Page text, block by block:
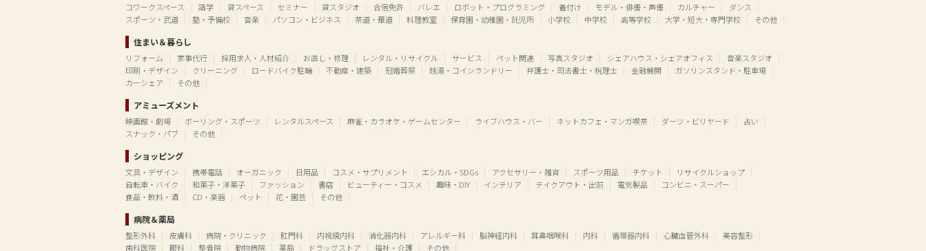
コワークスペース 語学 貸スペース セミナー 貸スタジオ 合宿免許 バレエ ロボット・プログラミング 着付け モデル・俳優・声優 カルチャー
ダンス
スポーツ・武道
塾・予備校 音楽 パソコン・ビジネス 茶道・華道 料理教室 保育園・幼稚園・託児所 小学校 中学校 高等学校 大学・短大・専門学校 その他
住まい＆暮らし
リフォーム 家事代行 採用求人・人材紹介 お直し・修理 レンタル・リサイクル サービス ペット関連 写真スタジオ シェアハウス・シェアオフィス
音楽スタジオ
印刷・デザイン
クリーニング ロードバイク駐輪 不動産・建築 冠婚葬祭 銭湯・コインランドリー 弁護士・司法書士・税理士 金融機関
ガソリンスタンド・駐車場
カーシェア
その他
アミューズメント
映画館・劇場 ボーリング・スポーツ レンタルスペース 麻雀・カラオケ・ゲームセンター ライブハウス・バー ネットカフェ・マンガ喫茶 ダーツ・ビリヤード
占い
スナック・パブ
その他
ショッピング
文具・デザイン 携帯電話 オーガニック 日用品 コスメ・サプリメント エシカル・SDGs アクセサリー・雑貨 スポーツ用品 チケット
リサイクルショップ
自転車・バイク
和菓子・洋菓子 ファッション 書店 ビューティー・コスメ 趣味・DIY インテリア テイクアウト・出前 電気製品
コンビニ・スーパー
食品・飲料・酒
CD・楽器 ペット 花・園芸 その他
病院＆薬局
整形外科 皮膚科 病院・クリニック 肛門科 内視鏡内科 消化器内科 アレルギー科 脳神経内科 耳鼻咽喉科 内科 循環器内科 心臓血管外科
美容整形
歯科医院
眼科 整骨院 動物病院 薬局 ドラッグストア 福祉・介護 その他